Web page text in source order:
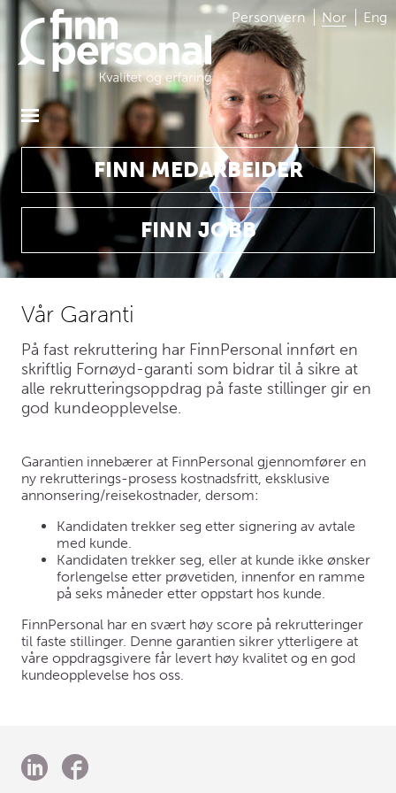
Personvern Nor Eng
FINN MEDARBEIDER
FINN JOBB
Vår Garanti
På fast rekruttering har FinnPersonal innført en
skriftlig Fornøyd-garanti som bidrar til å sikre at
alle rekrutteringsoppdrag på faste stillinger gir en
god kundeopplevelse.
Garantien innebærer at FinnPersonal gjennomfører en
ny rekrutterings-prosess kostnadsfritt, eksklusive
annonsering/reisekostnader, dersom:
Kandidaten trekker seg etter signering av avtale
med kunde.
Kandidaten trekker seg, eller at kunde ikke ønsker
forlengelse etter prøvetiden, innenfor en ramme
på seks måneder etter oppstart hos kunde.
FinnPersonal har en svært høy score på rekrutteringer
til faste stillinger. Denne garantien sikrer ytterligere at
våre oppdragsgivere får levert høy kvalitet og en god
kundeopplevelse hos oss.